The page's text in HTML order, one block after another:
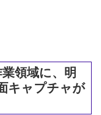
領域に、明
キャプチャが